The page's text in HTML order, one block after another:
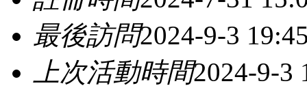
最後訪問2024-9-3
上次活動時間2024-9-3